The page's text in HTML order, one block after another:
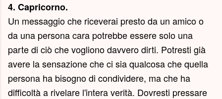
4. Capricorno.
Un messaggio che riceverai presto da un amico o
da una persona cara potrebbe essere solo una
parte di ciò che vogliono davvero dirti. Potresti già
avere la sensazione che ci sia qualcosa che quella
persona ha bisogno di condividere, ma che ha
difficoltà a rivelare l'intera verità. Dovresti pressare